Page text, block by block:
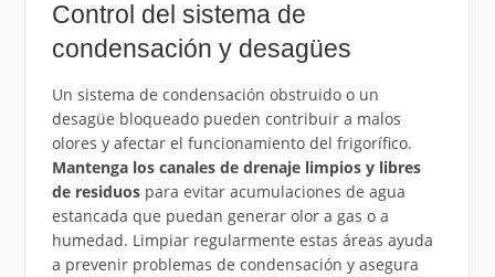
Control del sistema de
condensación y desagües
Un sistema de condensación obstruido o un
desagüe bloqueado pueden contribuir a malos
olores y afectar el funcionamiento del frigorífico.
Mantenga los canales de drenaje limpios y libres
de residuospara evitar acumulaciones de agua
estancada que puedan generar olor a gas o a
humedad. Limpiar regularmente estas áreas ayuda
a prevenir problemas de condensación y asegura